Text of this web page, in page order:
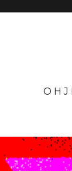
O H J